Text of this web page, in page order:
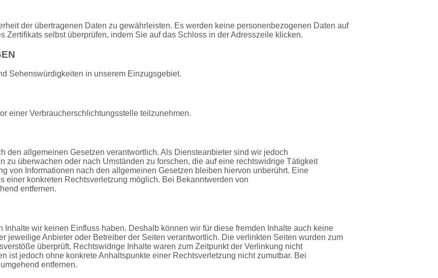
der übertragenen Daten zu gewährleisten. Es werden keine personenbezogenen Daten auf
selbst überprüfen, indem Sie auf das Schloss in der Adresszeile klicken.
Sehenswürdigkeiten in unserem Einzugsgebiet.
einer Verbraucherschlichtungsstelle teilzunehmen.
den allgemeinen Gesetzen verantwortlich. Als Diensteanbieter sind wir jedoch
zu überwachen oder nach Umständen zu forschen, die auf eine rechtswidrige Tätigkeit
von Informationen nach den allgemeinen Gesetzen bleiben hiervon unberührt. Eine
konkreten Rechtsverletzung möglich. Bei Bekanntwerden von
entfernen.
wir keinen Einfluss haben. Deshalb können wir für diese fremden Inhalte auch keine
jeweilige Anbieter oder Betreiber der Seiten verantwortlich. Die verlinkten Seiten wurden zum
überprüft. Rechtswidrige Inhalte waren zum Zeitpunkt der Verlinkung nicht
ist jedoch ohne konkrete Anhaltspunkte einer Rechtsverletzung nicht zumutbar. Bei
entfernen.